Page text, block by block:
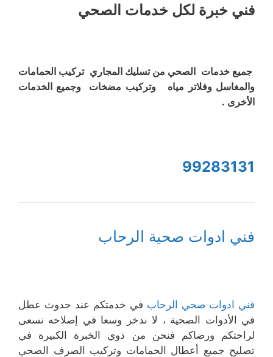
فني خبرة لكل خدمات الصحي
جميع خدمات الصحي من تسليك المجاري تركيب الحمامات
والمغاسل وفلاتر مياه وتركيب مضخات وجميع الخدمات
الأخرى .
99283131
فني ادوات صحية الرحاب
فني ادوات صحي الرحاب في خدمتكم عند حدوث عطل
في الأدوات الصحية ، لا ندخر وسعا في إصلاحه نسعى
لراحتكم ورضاكم فنحن من ذوي الخبرة الكبيرة في
تصليح جميع أعطال الحمامات وتركيب الصرف الصحي